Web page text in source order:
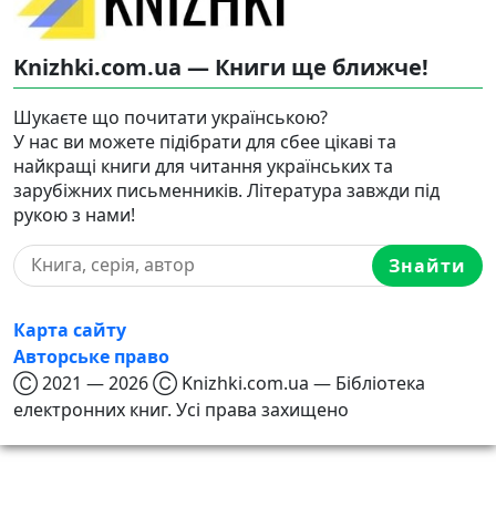
Knizhki.com.ua — Книги ще ближче!
Шукаєте що почитати українською?
У нас ви можете підібрати для сбее цікаві та
найкращі книги для читання українських та
зарубіжних письменників. Література завжди під
рукою з нами!
Знайти
Карта сайту
Авторське право
Ⓒ 2021 — 2026 Ⓒ Knizhki.com.ua — Бібліотека
електронних книг. Усі права захищено